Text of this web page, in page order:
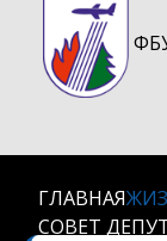
ГЛАВНАЯ
СОВЕТ